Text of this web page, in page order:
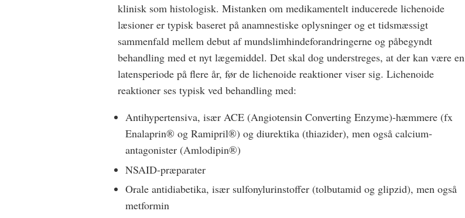
klinisk som histologisk. Mistanken om medikamentelt inducerede lichenoide
læsioner er typisk baseret på anamnestiske oplysninger og et tidsmæssigt
sammenfald mellem debut af mundslimhindeforandringerne og påbegyndt
behandling med et nyt lægemiddel. Det skal dog understreges, at der kan være en
latensperiode på flere år, før de lichenoide reaktioner viser sig. Lichenoide
reaktioner ses typisk ved behandling med:
Antihypertensiva, især ACE (Angiotensin Converting Enzyme)-­hæmmere (fx
Enalaprin® og Ramipril®) og diurektika (thiazider), men også calcium­
antagonister (Amlodipin®)
NSAID-­præparater
Orale antidiabetika, især sulfonylurinstoffer (tolbutamid og glipzid), men også
metformin